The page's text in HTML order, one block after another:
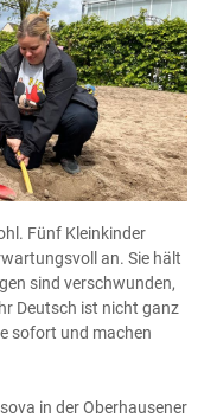
Fünf Kleinkinder
an. Sie hält
sind verschwunden,
Deutsch ist nicht ganz
sofort und machen
in der Oberhausener